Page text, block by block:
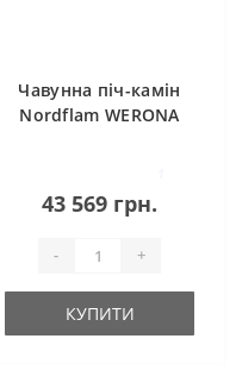
Чавунна піч-камін
Nordflam WERONA
43 569 грн.
- +
КУПИТИ